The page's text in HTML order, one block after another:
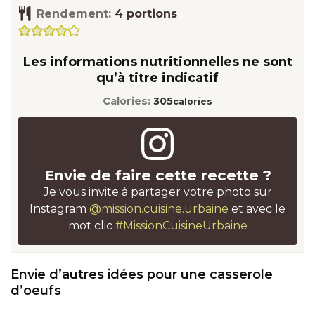
Rendement: 4 portions
Les informations nutritionnelles ne sont
qu’à titre indicatif
Calories: 305calories
Envie de faire cette recette ?
Je vous invite à partager votre photo sur
Instagram @mission.cuisine.urbaine et avec le
mot clic #MissionCuisineUrbaine
Envie d’autres idées pour une casserole
d’oeufs